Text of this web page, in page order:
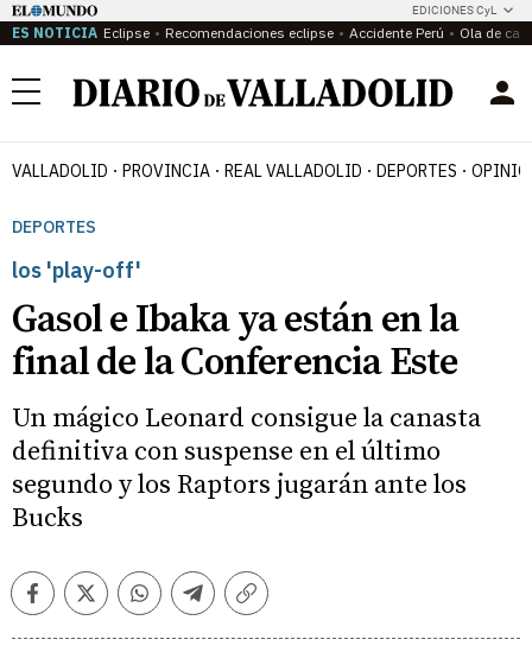
EDICIONES CyL
ES NOTICIA Eclipse Recomendaciones eclipse Accidente Perú Ola de
Menú
VALLADOLID PROVINCIA REAL VALLADOLID DEPORTES
DEPORTES
los 'play-off'
Gasol e Ibaka ya están en la
final de la Conferencia Este
Un mágico Leonard consigue la canasta
definitiva con suspense en el último
segundo y los Raptors jugarán ante los
Bucks
FacebookTwitterWhatsappTelegramCopiar